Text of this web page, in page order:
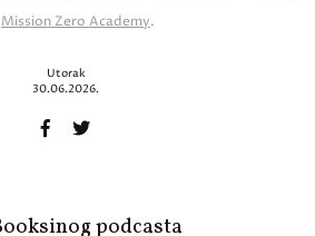
Mission Zero Academy.
Utorak
30.06.2026.
podcasta